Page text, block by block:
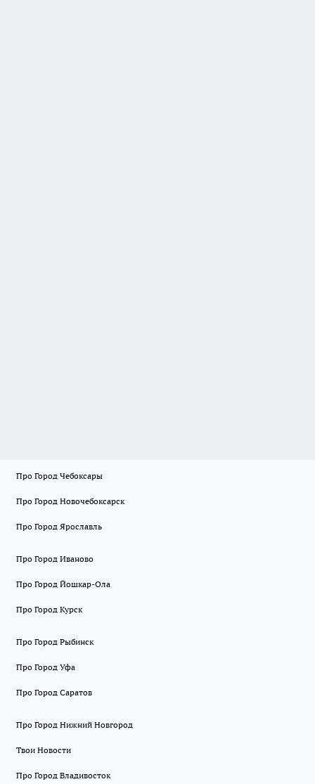
Про Город Чебоксары
Про Город Новочебоксарск
Про Город Ярославль
Про Город Иваново
Про Город Йошкар-Ола
Про Город Курск
Про Город Рыбинск
Про Город Уфа
Про Город Саратов
Про Город Нижний Новгород
Твои Новости
Про Город Владивосток